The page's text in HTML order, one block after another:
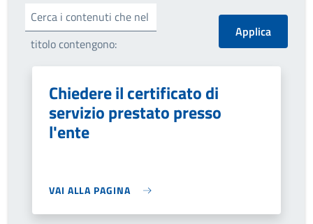
Cerca i contenuti che nel
titolo contengono:
Chiedere il certificato di
servizio prestato presso
l'ente
VAI ALLA PAGINA